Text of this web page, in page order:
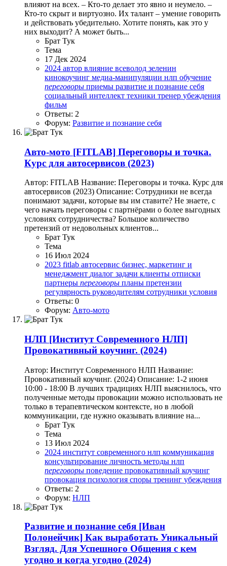
влияют на всех. – Кто-то делает это явно и неумело. –
Кто-то скрыт и виртуозно. Их талант – умение говорить
и действовать убедительно. Хотите понять, как это у
них выходит? А может быть...
Брат Тук
Тема
17 Дек 2024
2024 автор влияние всеволод зеленин
кинокоучинг медиа-манипуляции нлп обучение
переговоры приемы развитие и познание себя
социальный интеллект техники тренер убеждения
фильм
Ответы: 2
Форум: Развитие и познание себя
Авто-мото [FITLAB] Переговоры и точка.
Курс для автосервисов (2023)
Автор: FITLAB Название: Переговоры и точка. Курс для
автосервисов (2023) Описание: Сотрудники не всегда
понимают задачи, которые вы им ставите? Не знаете, с
чего начать переговоры с партнёрами о более выгодных
условиях сотрудничества? Большое количество
претензий от недовольных клиентов...
Брат Тук
Тема
16 Июл 2024
2023 fitlab автосервис бизнес, маркетинг и
менеджмент диалог задачи клиенты отписки
партнеры переговоры планы претензии
регулярность руководителям сотрудники условия
Ответы: 0
Форум: Авто-мото
НЛП [Институт Современного НЛП]
Провокативный коучинг. (2024)
Автор: Институт Современного НЛП Название:
Провокативный коучинг. (2024) Описание: 1-2 июня
10:00 - 18:00 В лучших традициях НЛП выяснилось, что
полученные методы провокации можно использовать не
только в терапевтическом контексте, но в любой
коммуникации, где нужно оказывать влияние на...
Брат Тук
Тема
13 Июл 2024
2024 институт современного нлп коммуникация
консультирование личность методы нлп
переговоры поведение провокативный коучинг
провокация психология споры тренинг убеждения
Ответы: 2
Форум: НЛП
Развитие и познание себя [Иван
Полонейчик] Как выработать Уникальный
Взгляд. Для Успешного Общения с кем
угодно и когда угодно (2024)